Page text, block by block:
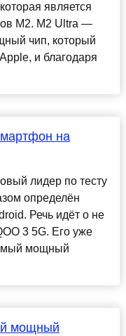
является
M2. M2 Ultra —
чип, который
и благодаря
на
лидер по тесту
определён
Речь идёт о не
3 5G. Его уже
мощный
мощный